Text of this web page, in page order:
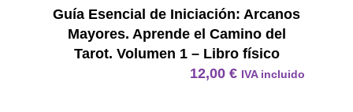
Guía Esencial de Iniciación: Arcanos
Mayores. Aprende el Camino del
Tarot. Volumen 1 – Libro físico
12,00 € IVA incluido